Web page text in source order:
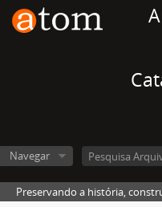
Navegar
Preservando a história,